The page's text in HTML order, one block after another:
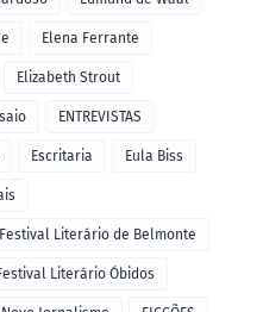
Elena Ferrante
Elizabeth Strout
ENTREVISTAS
Escritaria Eula Biss
Festival Literário de Belmonte
Literário Óbidos